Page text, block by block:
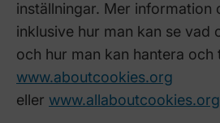
inställningar. Mer information
inklusive hur man kan se vad
och hur man kan hantera
www.aboutcookies.org
eller www.allaboutcookies.org